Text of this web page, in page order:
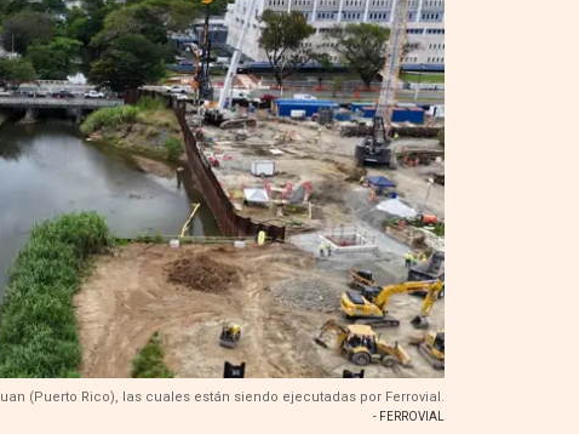
(Puerto Rico), las cuales están siendo ejecutadas por Ferrovial.
- FERROVIAL